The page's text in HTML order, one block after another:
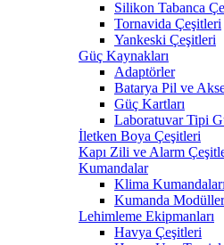
Silikon Tabanca
Tornavida Çeşitleri
Yankeski Çeşitleri
Güç Kaynakları
Adaptörler
Batarya Pil ve
Güç Kartları
Laboratuvar Tipi
İletken Boya Çeşitleri
Kapı Zili ve Alarm
Kumandalar
Klima Kumandaları
Kumanda
Lehimleme Ekipmanları
Havya Çeşitleri